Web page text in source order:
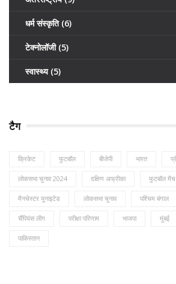
धर्म संस्कृति (6)
टेक्नोलॉजी (5)
स्वास्थ्य (5)
टैग
क्रिकेट फुटबॉल बीजेपी भारत
लोकसभा चुनाव 2024 दक्षिण अफ्रीका फुटबॉल मैच
मैनचेस्टर यूनाइटेड लोकसभा चुनाव पश्चिम बंगाल
चैंपियंस लीग परीक्षा परिणाम भाजपा मुंबई
पाकिस्तान